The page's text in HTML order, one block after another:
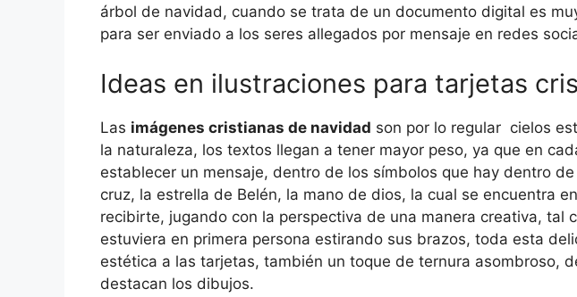
árbol de navidad, cuando se trata de un documento digital es
para ser enviado a los seres allegados por mensaje en redes
Ideas en ilustraciones para tarjetas
Las imágenes cristianas de navidad son por lo regular cielos
la naturaleza, los textos llegan a tener mayor peso, ya que en
establecer un mensaje, dentro de los símbolos que hay dentro
cruz, la estrella de Belén, la mano de dios, la cual se encuentra
recibirte, jugando con la perspectiva de una manera creativa, tal
estuviera en primera persona estirando sus brazos, toda esta
estética a las tarjetas, también un toque de ternura asombroso,
destacan los dibujos.